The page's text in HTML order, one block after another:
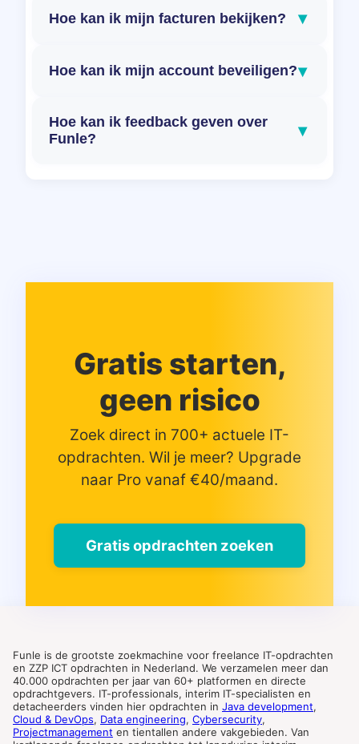
Hoe kan ik mijn facturen bekijken? ▾
Hoe kan ik mijn account beveiligen?▾
Hoe kan ik feedback geven over
Funle?
▾
Gratis starten,
geen risico
Zoek direct in 700+ actuele IT-
opdrachten. Wil je meer? Upgrade
naar Pro vanaf €40/maand.
Gratis opdrachten zoeken
Funle is de grootste zoekmachine voor freelance IT-opdrachten
en ZZP ICT opdrachten in Nederland. We verzamelen meer dan
40.000 opdrachten per jaar van 60+ platformen en directe
opdrachtgevers. IT-professionals, interim IT-specialisten en
detacheerders vinden hier opdrachten in Java development,
Cloud & DevOps, Data engineering, Cybersecurity,
Projectmanagement en tientallen andere vakgebieden. Van